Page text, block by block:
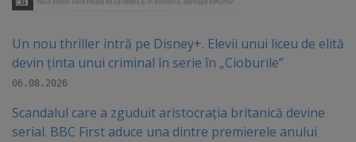
Un nou thriller intră pe Disney+. Elevii unui liceu de elită
devin ținta unui criminal în serie în „Cioburile”
06.08.2026
Scandalul care a zguduit aristocrația britanică devine
serial. BBC First aduce una dintre premierele anului